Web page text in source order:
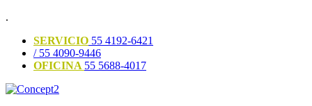
.
SERVICIO 55 4192-6421
/ 55 4090-9446
OFICINA 55 5688-4017